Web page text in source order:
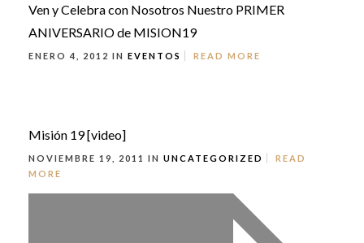
Ven y Celebra con Nosotros Nuestro PRIMER
ANIVERSARIO de MISION19
ENERO 4, 2012 IN EVENTOS READ MORE
Misión 19 [video]
NOVIEMBRE 19, 2011 IN UNCATEGORIZED
READ
MORE